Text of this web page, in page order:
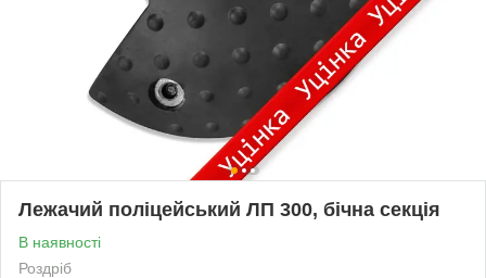
Лежачий поліцейський ЛП 300, бічна секція
В наявності
Роздріб